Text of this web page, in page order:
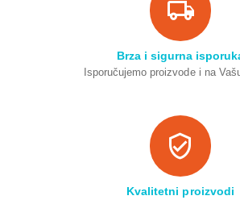
Brza i sigurna
Isporučujemo proizvode i na
Kvalitetni proizvodi